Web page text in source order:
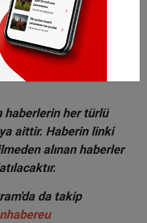
haberlerin her türlü
aittir. Haberin linki
alınan haberler
da takip